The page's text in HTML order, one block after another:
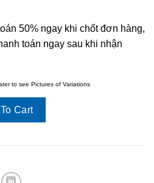
50% ngay khi chốt đơn hàng,
toán ngay sau khi nhận
to see Pictures of Variations
Cart